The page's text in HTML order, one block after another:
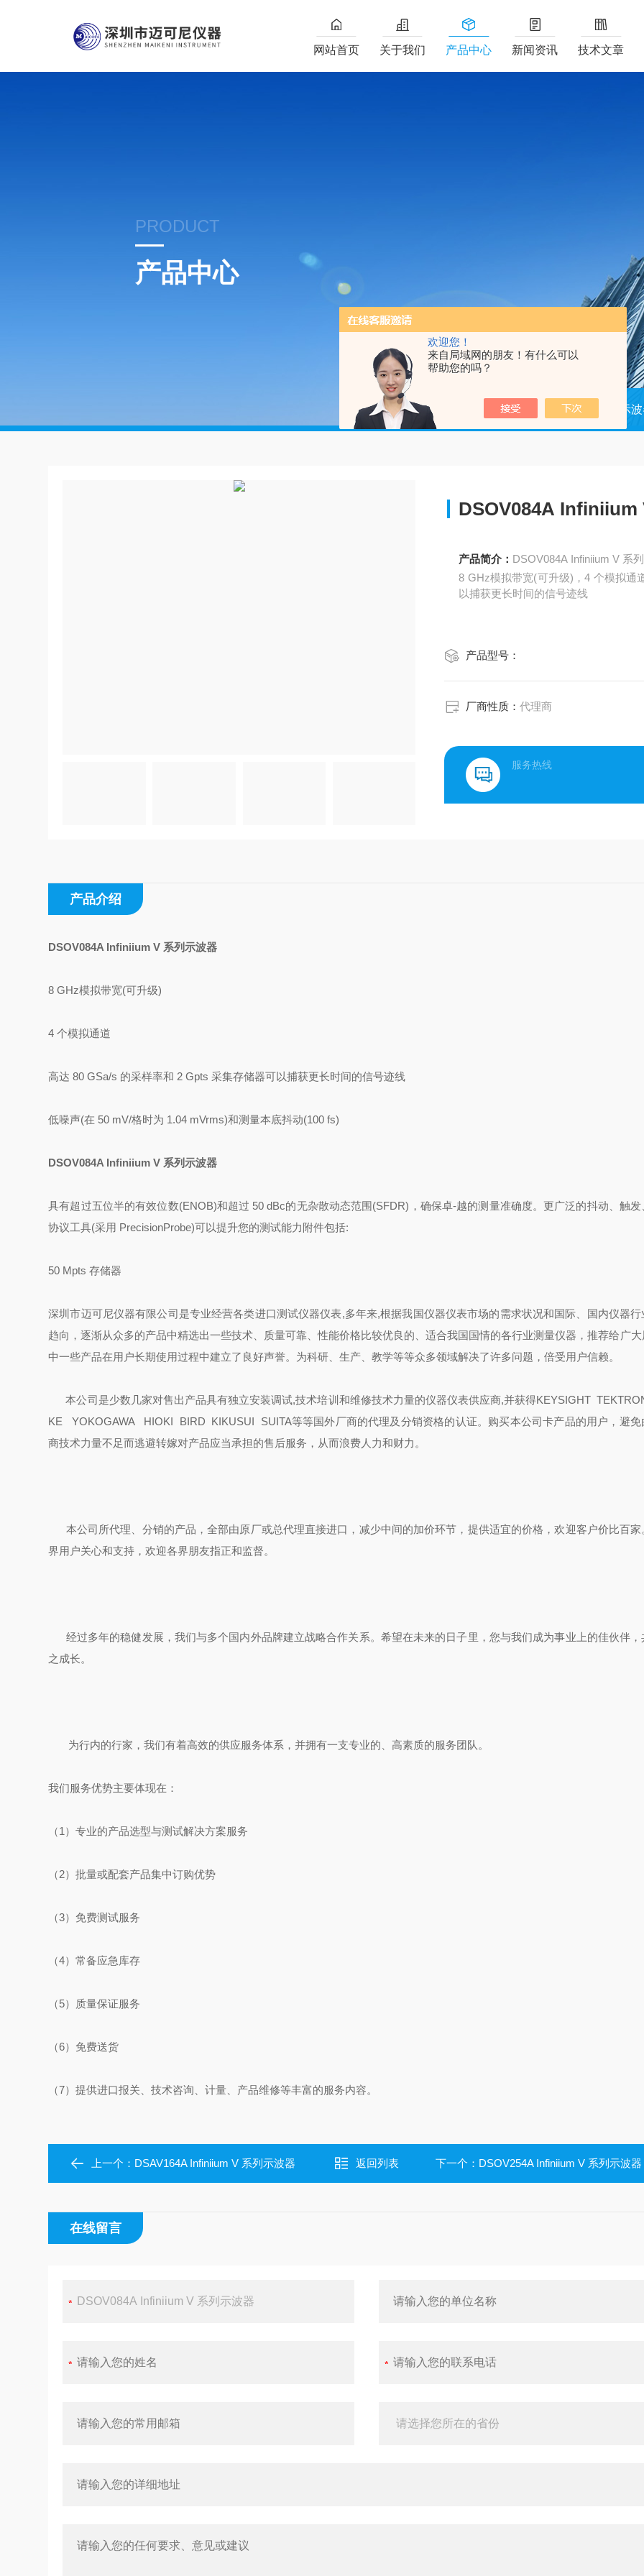
欢迎您！
来自局域网的朋友！有什么可以
帮助您的吗？
网站首页 关于我们 产品中心 新闻资讯 技术文章
PRODUCT
产品中心
首页 产品中心 示
DSOV084A Infiniium
产品简介： DSOV084A Infiniium V 系
8 GHz模拟带宽(可升级)，4 个模拟通
以捕获更长时间的信号迹线
产品型号：
厂商性质：代理商
服务热线
产品介绍
DSOV084A Infiniium V 系列示波器
8 GHz模拟带宽(可升级)
4 个模拟通道
高达 80 GSa/s 的采样率和 2 Gpts 采集存储器可以捕获更长时间的信号迹线
低噪声(在 50 mV/格时为 1.04 mVrms)和测量本底抖动(100 fs)
DSOV084A Infiniium V 系列示波器
具有超过五位半的有效位数(ENOB)和超过 50 dBc的无杂散动态范围(SFDR)，确保卓-越的测量准确度。更广泛的抖动、触
协议工具(采用 PrecisionProbe)可以提升您的测试能力附件包括:
50 Mpts 存储器
深圳市迈可尼仪器有限公司是专业经营各类进口测试仪器仪表,多年来,根据我国仪器仪表市场的需求状况和国际、国内仪器行
趋向，逐渐从众多的产品中精选出一些技术、质量可靠、性能价格比较优良的、适合我国国情的各行业测量仪器，推荐给广
中一些产品在用户长期使用过程中建立了良好声誉。为科研、生产、教学等等众多领域解决了许多问题，倍受用户信赖。
本公司是少数几家对售出产品具有独立安装调试,技术培训和维修技术力量的仪器仪表供应商,并获得KEYSIGHT
KE YOKOGAWA HIOKI BIRD KIKUSUI SUITA等等国外厂商的代理及分销资格的认证。购买本公司卡产品的用户，避免
商技术力量不足而逃避转嫁对产品应当承担的售后服务，从而浪费人力和财力。
本公司所代理、分销的产品，全部由原厂或总代理直接进口，减少中间的加价环节，提供适宜的价格，欢迎客户价比百家
界用户关心和支持，欢迎各界朋友指正和监督。
经过多年的稳健发展，我们与多个国内外品牌建立战略合作关系。希望在未来的日子里，您与我们成为事业上的佳伙伴，
之成长。
为行内的行家，我们有着高效的供应服务体系，并拥有一支专业的、高素质的服务团队。
我们服务优势主要体现在：
（1）专业的产品选型与测试解决方案服务
（2）批量或配套产品集中订购优势
（3）免费测试服务
（4）常备应急库存
（5）质量保证服务
（6）免费送货
（7）提供进口报关、技术咨询、计量、产品维修等丰富的服务内容。
上一个： DSAV164A Infiniium V 系列示波器 返回列表 下一个： DSOV254A Infiniium V 系列示波器
在线留言